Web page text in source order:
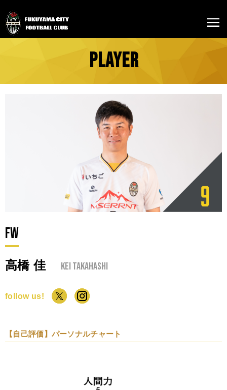
PLAYER
FW
高橋 佳 Kei Takahashi
follow us!
【自己評価】パーソナルチャート